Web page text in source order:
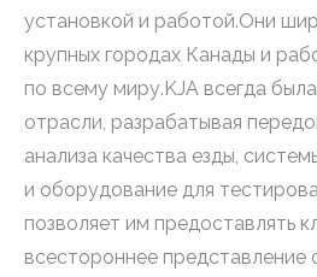
установкой и работой.Они
крупных городах Канады и
по всему миру.KJA всегда
отрасли, разрабатывая
анализа качества езды,
и оборудование для
позволяет им предоставлять
всестороннее представление